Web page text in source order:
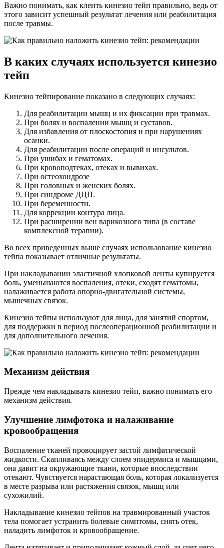
Важно понимать, как клеить кинезио тейп правильно, ведь от
этого зависит успешный результат лечения или реабилитация
после травмы.
В каких случаях используется кинезио
тейп
Кинезио тейпирование показано в следующих случаях:
Для реабилитации мышц и их фиксации при травмах.
При болях и воспалении мышц и суставов.
Для избавления от плоскостопия и при нарушениях
осанки.
Для реабилитации после операций и инсультов.
При ушибах и гематомах.
При кровоподтеках, отеках и вывихах.
При остеохондрозе
При головных и женских болях.
При синдроме ДЦП.
При беременности.
Для коррекции контура лица.
При расширении вен варикозного типа (в составе
комплексной терапии).
Во всех приведенных выше случаях использование кинезио
тейпа показывает отличные результаты.
При накладывании эластичной хлопковой ленты купируется
боль, уменьшаются воспаления, отеки, сходят гематомы,
налаживается работа опорно-двигательной системы,
мышечных связок.
Кинезио тейпы используют для лица, для занятий спортом,
для поддержки в период послеоперационной реабилитации и
для дополнительного лечения.
Механизм действия
Прежде чем накладывать кинезио тейп, важно понимать его
механизм действия.
Улучшение лимфотока и налаживание
кровообращения
Воспаление тканей провоцирует застой лимфатической
жидкости. Скапливаясь между слоем эпидермиса и мышцами,
она давит на окружающие ткани, которые впоследствии
отекают. Чувствуется нарастающая боль, которая локализуется
в месте разрыва или растяжения связок, мышц или
сухожилий.
Накладывание кинезио тейпов на травмированный участок
тела помогает устранить болевые симптомы, снять отек,
наладить лимфоток и кровообращение.